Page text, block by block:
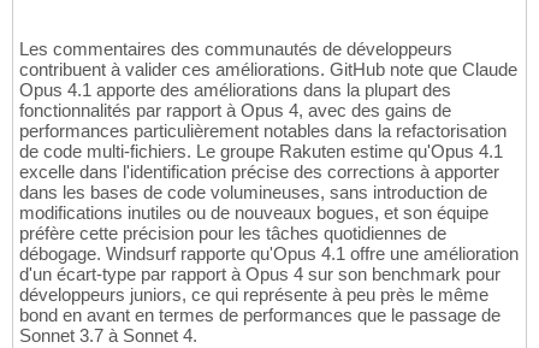
Les commentaires des communautés de développeurs
contribuent à valider ces améliorations. GitHub note que Claude
Opus 4.1 apporte des améliorations dans la plupart des
fonctionnalités par rapport à Opus 4, avec des gains de
performances particulièrement notables dans la refactorisation
de code multi-fichiers. Le groupe Rakuten estime qu'Opus 4.1
excelle dans l'identification précise des corrections à apporter
dans les bases de code volumineuses, sans introduction de
modifications inutiles ou de nouveaux bogues, et son équipe
préfère cette précision pour les tâches quotidiennes de
débogage. Windsurf rapporte qu'Opus 4.1 offre une amélioration
d'un écart-type par rapport à Opus 4 sur son benchmark pour
développeurs juniors, ce qui représente à peu près le même
bond en avant en termes de performances que le passage de
Sonnet 3.7 à Sonnet 4.